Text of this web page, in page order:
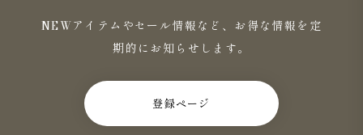
NEWアイテムやセール情報など、お得な情報を定
期的にお知らせします。
登録ページ